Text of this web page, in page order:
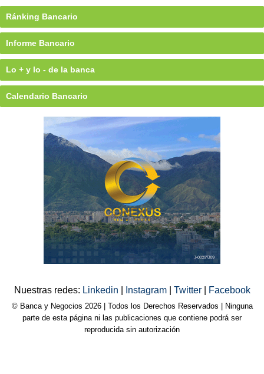
Ránking Bancario
Informe Bancario
Lo + y lo - de la banca
Calendario Bancario
Nuestras redes: Linkedin Instagram Twitter Facebook
© Banca y Negocios 2026 | Todos los Derechos Reservados | Ninguna
parte de esta página ni las publicaciones que contiene podrá ser
reproducida sin autorización